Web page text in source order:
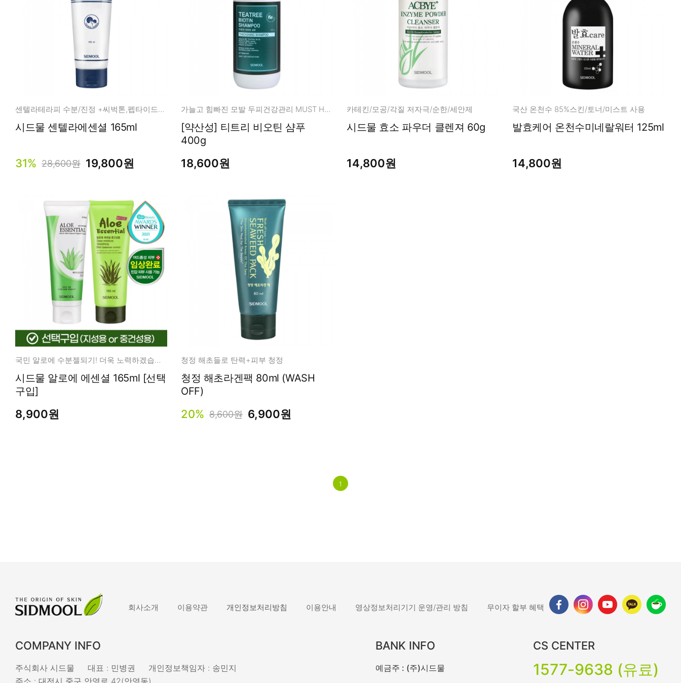
센텔라테라피 수분/진정 +씨벅톤,펩타이드적용
시드물 센텔라에센셜 165ml
31% 28,600원 19,800원
가늘고 힘빠진 모발 두피건강관리 MUST HAVE!
[약산성] 티트리 비오틴 샴푸
400g
18,600원
카테킨/모공/각질 저자극/순한/세안제
시드물 효소 파우더 클렌져 60g
14,800원
국산 온천수 85%스킨/토너/미스트 사용
발효케어 온천수미네랄워터 125ml
14,800원
국민 알로에 수분젤되기! 더욱 노력하겠습니다.
시드물 알로에 에센셜 165ml [선택
구입]
8,900원
청정 해초들로 탄력+피부 청정
청정 해초라겐팩 80ml (WASH
OFF)
20% 8,600원 6,900원
1
회사소개 이용약관 개인정보처리방침 이용안내 영상정보처리기기 운영/관리 방침 무이자 할부 혜택
COMPANY INFO
주식회사 시드물 대표 : 민병권
개인정보책임자 : 송민지
주소 : 대전시 중구 안영로 42(안영동)
BANK INFO
예금주 : (주)시드물
CS CENTER
1577-9638 (유료)